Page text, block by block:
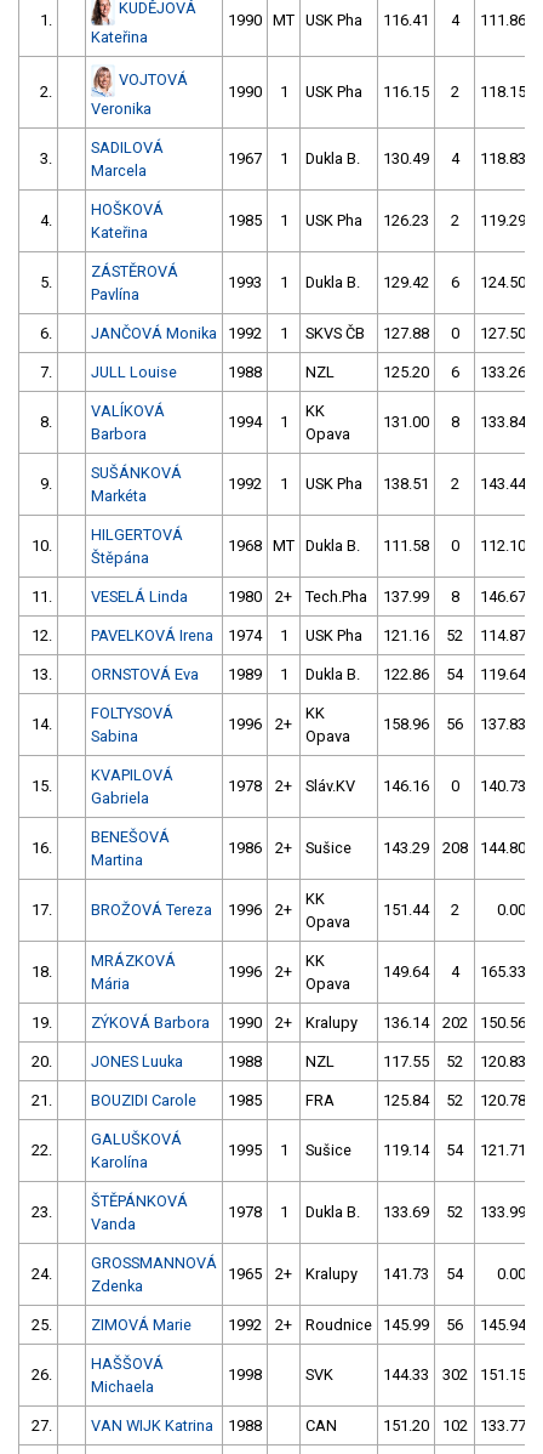
1.
KUDĚJOVÁ
Kateřina
1990 MT USK Pha 116.41 4 111.86
2.
VOJTOVÁ
Veronika
1990 1 USK Pha 116.15 2 118.15
3.
SADILOVÁ
Marcela
1967 1 Dukla B. 130.49 4 118.83
4.
HOŠKOVÁ
Kateřina
1985 1 USK Pha 126.23 2 119.29
5.
ZÁSTĚROVÁ
Pavlína
1993 1 Dukla B. 129.42 6 124.50
6. JANČOVÁ Monika 1992 1 SKVS ČB 127.88 0 127.50
7. JULL Louise 1988 NZL 125.20 6 133.26
8.
VALÍKOVÁ
Barbora
1994 1
KK
Opava
131.00 8 133.84
9.
SUŠÁNKOVÁ
Markéta
1992 1 USK Pha 138.51 2 143.44
10.
HILGERTOVÁ
Štěpána
1968 MT Dukla B. 111.58 0 112.10
11. VESELÁ Linda 1980 2+ Tech.Pha 137.99 8 146.67
12. PAVELKOVÁ Irena 1974 1 USK Pha 121.16 52 114.87
13. ORNSTOVÁ Eva 1989 1 Dukla B. 122.86 54 119.64
14.
FOLTYSOVÁ
Sabina
1996 2+
KK
Opava
158.96 56 137.83
15.
KVAPILOVÁ
Gabriela
1978 2+ Sláv.KV 146.16 0 140.73
16.
BENEŠOVÁ
Martina
1986 2+ Sušice 143.29 208 144.80
17. BROŽOVÁ Tereza 1996 2+
KK
Opava
151.44 2 0.00
18.
MRÁZKOVÁ
Mária
1996 2+
KK
Opava
149.64 4 165.33
19. ZÝKOVÁ Barbora 1990 2+ Kralupy 136.14 202 150.56
20. JONES Luuka 1988 NZL 117.55 52 120.83
21. BOUZIDI Carole 1985 FRA 125.84 52 120.78
22.
GALUŠKOVÁ
Karolína
1995 1 Sušice 119.14 54 121.71
23.
ŠTĚPÁNKOVÁ
Vanda
1978 1 Dukla B. 133.69 52 133.99
24.
GROSSMANNOVÁ
Zdenka
1965 2+ Kralupy 141.73 54 0.00
25. ZIMOVÁ Marie 1992 2+ Roudnice 145.99 56 145.94
26.
HAŠŠOVÁ
Michaela
1998 SVK 144.33 302 151.15
27. VAN WIJK Katrina 1988 CAN 151.20 102 133.77